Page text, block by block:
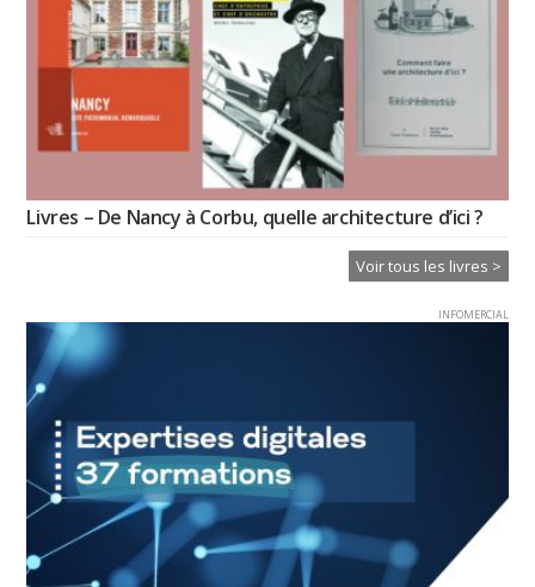
Livres – De Nancy à Corbu, quelle architecture d’ici ?
Voir tous les livres >
INFOMERCIAL